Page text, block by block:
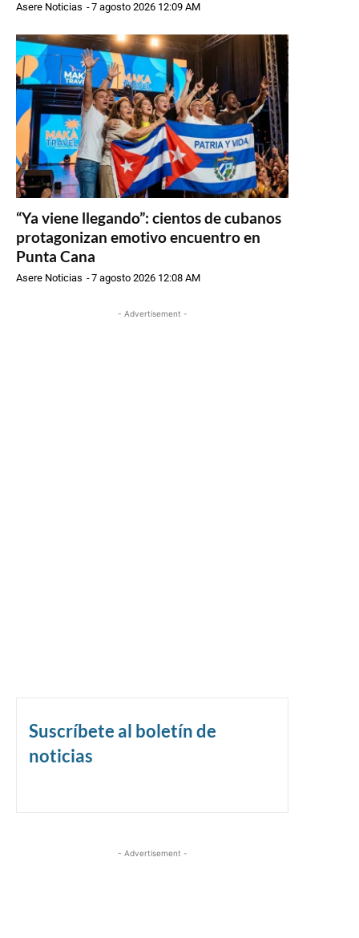
Asere Noticias -7 agosto 2026 12:09 AM
“Ya viene llegando”: cientos de cubanos
protagonizan emotivo encuentro en
Punta Cana
Asere Noticias -7 agosto 2026 12:08 AM
- Advertisement -
Suscríbete al boletín de
noticias
- Advertisement -